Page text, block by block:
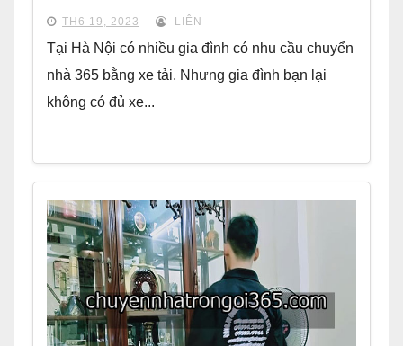
TH6 19, 2023 LIÊN
Tại Hà Nội có nhiều gia đình có nhu cầu chuyển
nhà 365 bằng xe tải. Nhưng gia đình bạn lại
không có đủ xe...